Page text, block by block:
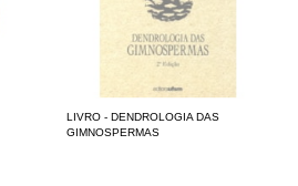
LIVRO - DENDROLOGIA DAS
GIMNOSPERMAS